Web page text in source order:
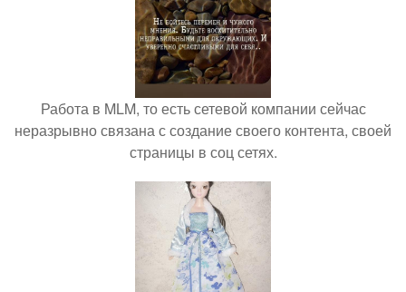
Работа в MLM, то есть сетевой компании сейчас
неразрывно связана с создание своего контента, своей
страницы в соц сетях.